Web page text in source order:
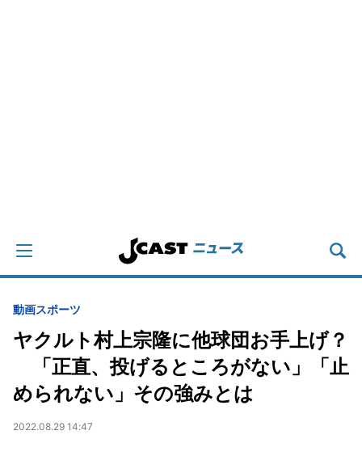
動画スポーツ
ヤクルト村上宗隆に他球団お手上げ？
「正直、投げるところがない」「止
められない」その強みとは
2022.08.29 14:47